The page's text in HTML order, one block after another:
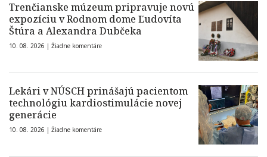
Trenčianske múzeum pripravuje novú
expozíciu v Rodnom dome Ľudovíta
Štúra a Alexandra Dubčeka
10. 08. 2026 | Žiadne komentáre
Lekári v NÚSCH prinášajú pacientom
technológiu kardiostimulácie novej
generácie
10. 08. 2026 | Žiadne komentáre